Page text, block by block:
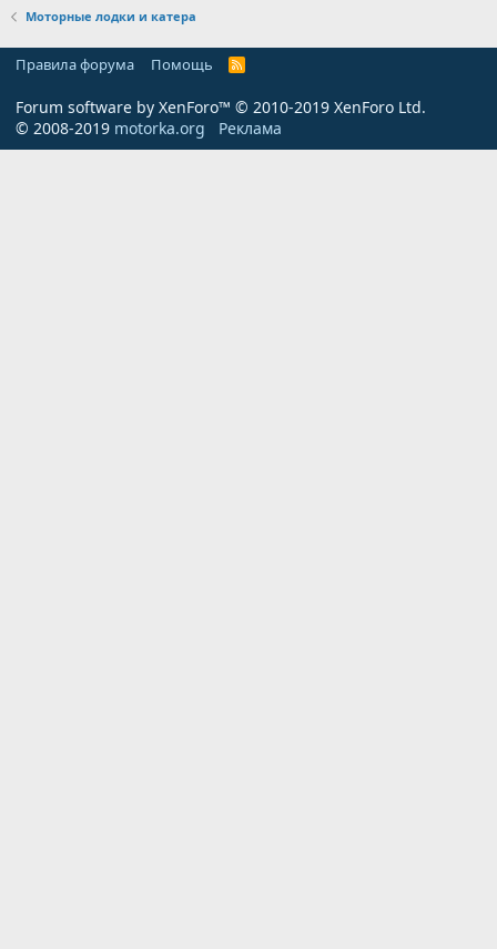
Моторные лодки и катера
Правила форума Помощь
R
Forum software by XenForo™ © 2010-2019 XenForo Ltd.
© 2008-2019 motorka.org Реклама